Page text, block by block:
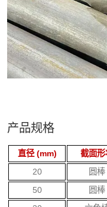
产品规格
直径 (mm) 截面形
20
圆棒
50
圆棒